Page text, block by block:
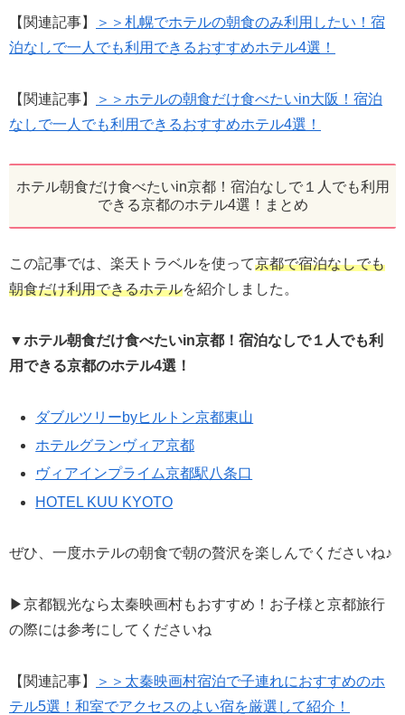
【関連記事】
＞＞札幌でホテルの朝食のみ利用したい！宿
泊なしで一人でも利用できるおすすめホテル4選！
【関連記事】
＞＞ホテルの朝食だけ食べたいin大阪！宿泊
なしで一人でも利用できるおすすめホテル4選！
ホテル朝食だけ食べたいin京都！宿泊なしで１人でも利用
できる京都のホテル4選！まとめ
この記事では、楽天トラベルを使って京都で宿泊なしでも
朝食だけ利用できるホテルを紹介しました。
▼ホテル朝食だけ食べたいin京都！宿泊なしで１人でも利
用できる京都のホテル4選！
ダブルツリーbyヒルトン京都東山
ホテルグランヴィア京都
ヴィアインプライム京都駅八条口
HOTEL KUU KYOTO
ぜひ、一度ホテルの朝食で朝の贅沢を楽しんでくださいね♪
▶京都観光なら太秦映画村もおすすめ！お子様と京都旅行
の際には参考にしてくださいね
【関連記事】
＞＞太秦映画村宿泊で子連れにおすすめのホ
テル5選！和室でアクセスのよい宿を厳選して紹介！